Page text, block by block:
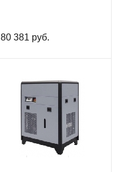
80 381 руб.